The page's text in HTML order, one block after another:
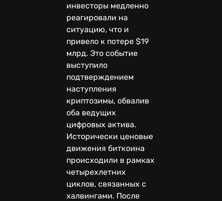
инвесторы медленно
реагировали на
ситуацию, что и
привело к потере $19
млрд. Это событие
выступило
подтверждением
наступления
криптозимы, обвалив
оба ведущих
цифровых актива.
Исторически ценовые
движения биткоина
происходили в рамках
четырехлетних
циклов, связанных с
халвингами. После